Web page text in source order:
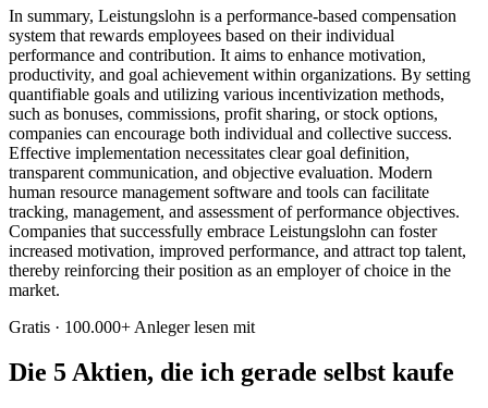
In summary, Leistungslohn is a performance-based compensation
system that rewards employees based on their individual
performance and contribution. It aims to enhance motivation,
productivity, and goal achievement within organizations. By setting
quantifiable goals and utilizing various incentivization methods,
such as bonuses, commissions, profit sharing, or stock options,
companies can encourage both individual and collective success.
Effective implementation necessitates clear goal definition,
transparent communication, and objective evaluation. Modern
human resource management software and tools can facilitate
tracking, management, and assessment of performance objectives.
Companies that successfully embrace Leistungslohn can foster
increased motivation, improved performance, and attract top talent,
thereby reinforcing their position as an employer of choice in the
market.
Gratis · 100.000+ Anleger lesen mit
Die 5 Aktien, die ich gerade selbst kaufe